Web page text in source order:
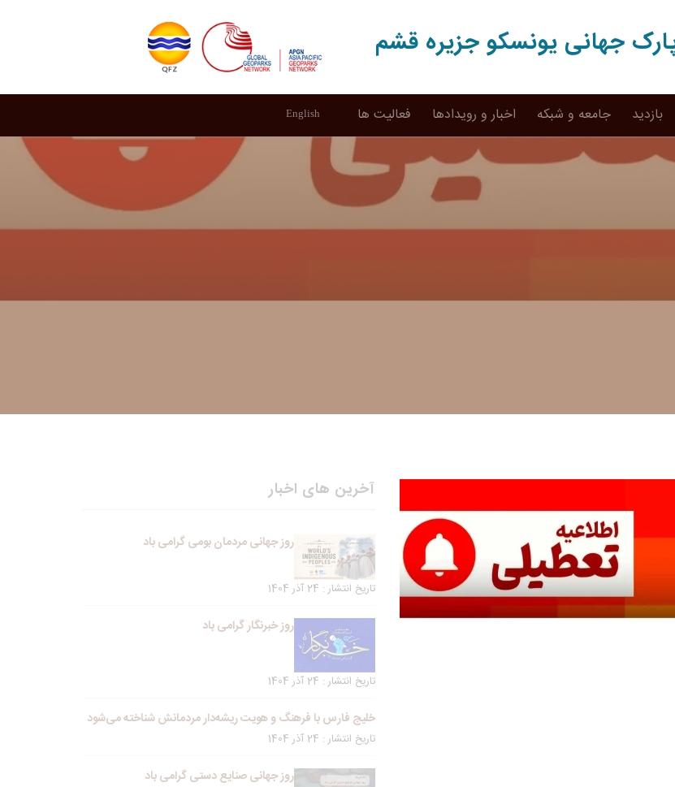
جهانی یونسکو جزیره قشم
بازدید جامعه و شبکه اخبار و رویدادها فعالیت ها English
آخرین های اخبار
روز جهانی مردمان بومی گرامی باد
تاریخ انتشار : 24 آذر 1404
روز خبرنگار گرامی باد
تاریخ انتشار : 24 آذر 1404
خلیج فارس با فرهنگ و هویت ریشه‌دار مردمانش شناخته می‌شود
تاریخ انتشار : 24 آذر 1404
روز جهانی صنایع دستی گرامی باد